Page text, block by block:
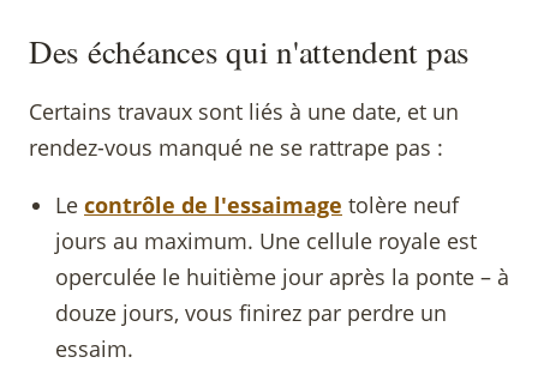
Des échéances qui n'attendent pas
Certains travaux sont liés à une date, et un
rendez-vous manqué ne se rattrape pas :
Le contrôle de l'essaimage tolère neuf
jours au maximum. Une cellule royale est
operculée le huitième jour après la ponte – à
douze jours, vous finirez par perdre un
essaim.